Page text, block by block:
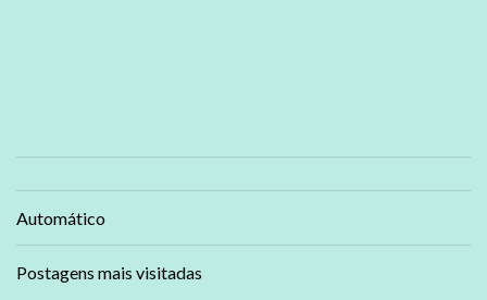
Automático
Postagens mais visitadas